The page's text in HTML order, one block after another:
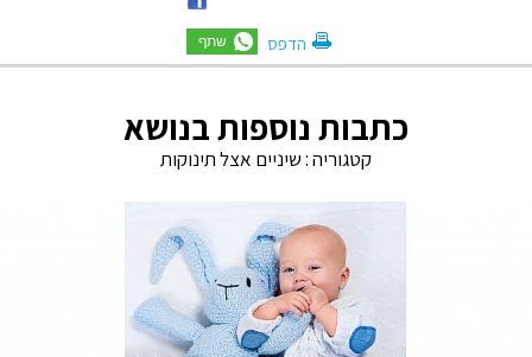
הדפס
כתבות נוספות בנושא
קטגוריה :שיניים אצל תינוקות